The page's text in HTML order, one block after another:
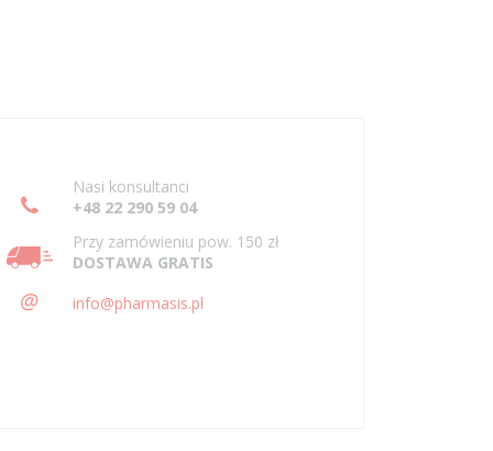
Nasi konsultanci
+48 22 290 59 04
Przy zamówieniu pow. 150 zł
DOSTAWA GRATIS
@ info@pharmasis.pl